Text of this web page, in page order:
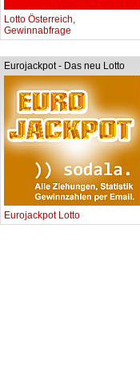
Lotto Österreich,
Gewinnabfrage
Eurojackpot - Das neu Lotto
Eurojackpot Lotto